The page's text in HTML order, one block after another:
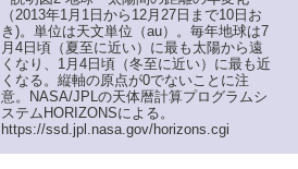
（2013年1月1日から12月27日まで10日お
き)。単位は天文単位（au）。毎年地球は7
月4日頃（夏至に近い）に最も太陽から遠
くなり、1月4日頃（冬至に近い）に最も近
くなる。縦軸の原点が0でないことに注
意。NASA/JPLの天体暦計算プログラムシ
ステムHORIZONSによる。
https://ssd.jpl.nasa.gov/horizons.cgi